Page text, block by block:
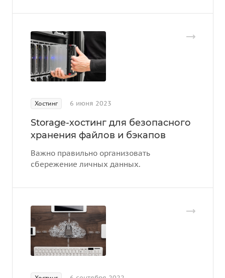
Хостинг 6 июня 2023
Storage-хостинг для безопасного
хранения файлов и бэкапов
Важно правильно организовать
сбережение личных данных.